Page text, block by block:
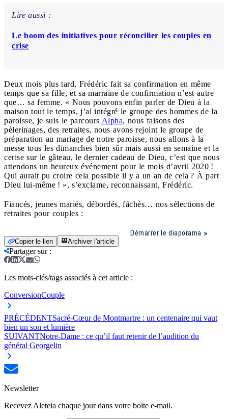
Lire aussi :
Le boom des initiatives pour réconcilier les couples en
crise
Deux mois plus tard, Frédéric fait sa confirmation en même
temps que sa fille, et sa marraine de confirmation n’est autre
que… sa femme. « Nous pouvons enfin parler de Dieu à la
maison tout le temps, j’ai intégré le groupe des hommes de la
paroisse, je suis le parcours Alpha, nous faisons des
pèlerinages, des retraites, nous avons rejoint le groupe de
préparation au mariage de notre paroisse, nous allons à la
messe tous les dimanches bien sûr mais aussi en semaine et la
cerise sur le gâteau, le dernier cadeau de Dieu, c’est que nous
attendons un heureux événement pour le mois d’avril 2020 !
Qui aurait pu croire cela possible il y a un an de cela ? À part
Dieu lui-même ! », s’exclame, reconnaissant, Frédéric.
Fiancés, jeunes mariés, débordés, fâchés… nos sélections de
retraites pour couples :
Démarrer le diaporama
Copier le lien Archiver l'article
Partager sur:
Les mots-clés/tags associés à cet article :
ConversionCouple
PRÉCÉDENTSacré-Cœur de Montmartre : un centenaire qui vaut
bien un son et lumière
SUIVANTNotre-Dame : ce qu’il faut retenir de l’audition du
général Georgelin
Newsletter
Recevez Aleteia chaque jour dans votre boite e-mail.